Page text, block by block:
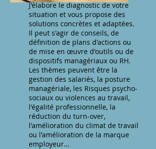
J'élabore le diagnostic de votre
situation et vous propose des
solutions concrètes et adaptées.
Il peut s'agir de conseils, de
définition de plans d'actions ou
de mise en œuvre d'outils ou de
dispositifs managériaux ou RH.
Les thèmes peuvent être la
gestion des salariés, la posture
managériale, les Risques psycho-
sociaux ou violences au travail,
l'égalité professionnelle, la
réduction du turn-over,
l'amélioration du climat de travail
ou l'amélioration de la marque
employeur…